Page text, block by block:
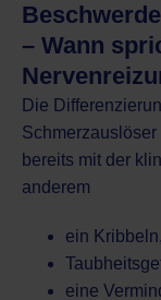
– Wann
Die
bereits mit der
anderem
ein Kribbeln,
eine